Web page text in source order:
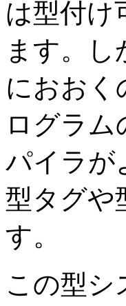
は型付け
ます。
におおく
ログラ
パイラが
型タグや
す。
この型シ